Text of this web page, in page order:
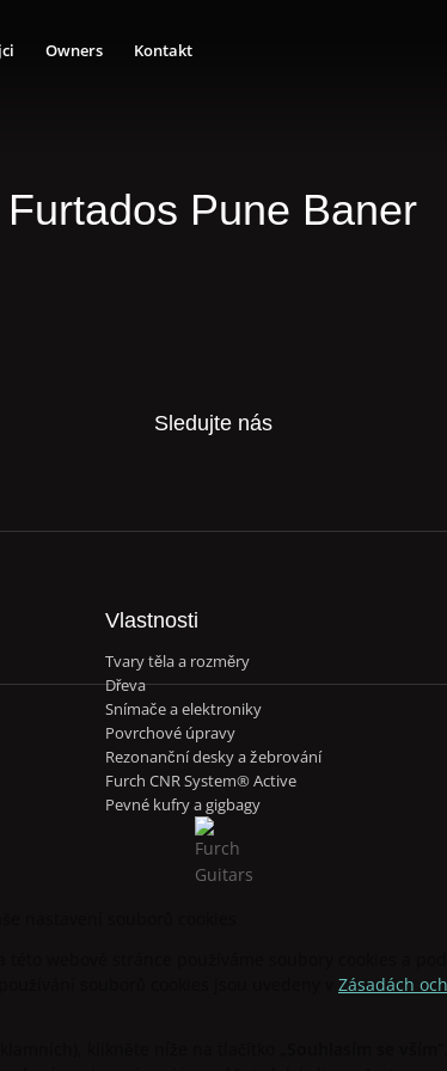
Owners Kontakt
Furtados Pune Baner
Sledujte nás
Vlastnosti
Tvary těla a rozměry
Dřeva
Snímače a elektroniky
Povrchové úpravy
Rezonanční desky a žebrování
Furch CNR System® Active
Pevné kufry a gigbagy
Zásadách